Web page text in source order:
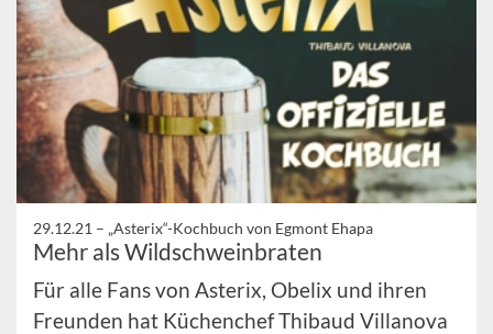
29.12.21 – „Asterix“-Kochbuch von Egmont Ehapa
Mehr als Wildschweinbraten
Für alle Fans von Asterix, Obelix und ihren
Freunden hat Küchenchef Thibaud Villanova